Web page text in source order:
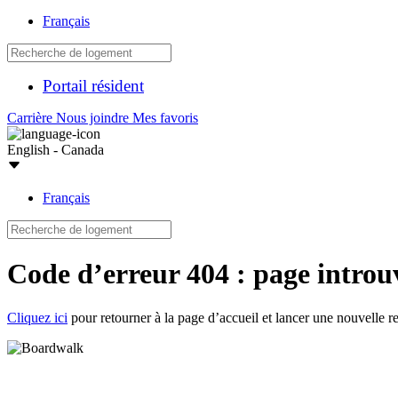
Français
Portail résident
Carrière Nous joindre Mes favoris
English - Canada
Français
Code d’erreur 404 : page
Cliquez ici pour retourner à la page d’accueil et lancer une nouvelle